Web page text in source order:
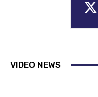
VIDEO NEWS